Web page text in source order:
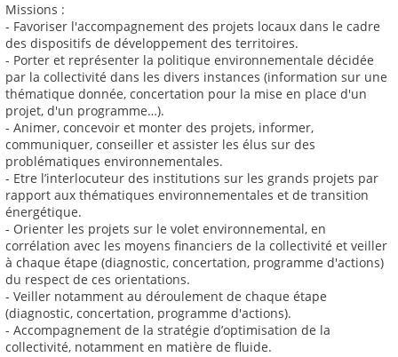
Missions :
- Favoriser l'accompagnement des projets locaux dans le cadre
des dispositifs de développement des territoires.
- Porter et représenter la politique environnementale décidée
par la collectivité dans les divers instances (information sur une
thématique donnée, concertation pour la mise en place d'un
projet, d'un programme…).
- Animer, concevoir et monter des projets, informer,
communiquer, conseiller et assister les élus sur des
problématiques environnementales.
- Etre l’interlocuteur des institutions sur les grands projets par
rapport aux thématiques environnementales et de transition
énergétique.
- Orienter les projets sur le volet environnemental, en
corrélation avec les moyens financiers de la collectivité et veiller
à chaque étape (diagnostic, concertation, programme d'actions)
du respect de ces orientations.
- Veiller notamment au déroulement de chaque étape
(diagnostic, concertation, programme d'actions).
- Accompagnement de la stratégie d’optimisation de la
collectivité, notamment en matière de fluide.